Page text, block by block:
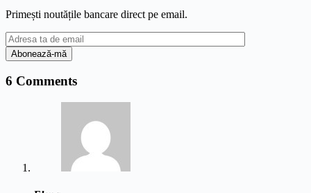
Primești noutățile bancare direct pe email.
6 Comments